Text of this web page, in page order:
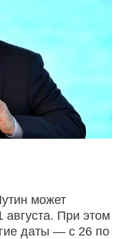
может
августа. При этом
даты — с 26 по